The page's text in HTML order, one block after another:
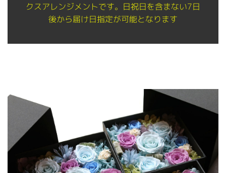
クスアレンジメントです。日祝日を含まない7日
後から届け日指定が可能となります